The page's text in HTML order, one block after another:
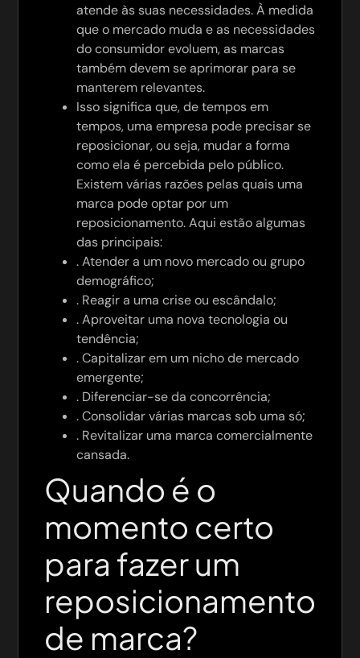
atende às suas necessidades. À medida
que o mercado muda e as necessidades
do consumidor evoluem, as marcas
também devem se aprimorar para se
manterem relevantes.
Isso significa que, de tempos em
tempos, uma empresa pode precisar se
reposicionar, ou seja, mudar a forma
como ela é percebida pelo público.
Existem várias razões pelas quais uma
marca pode optar por um
reposicionamento. Aqui estão algumas
das principais:
. Atender a um novo mercado ou grupo
demográfico;
. Reagir a uma crise ou escândalo;
. Aproveitar uma nova tecnologia ou
tendência;
. Capitalizar em um nicho de mercado
emergente;
. Diferenciar-se da concorrência;
. Consolidar várias marcas sob uma só;
. Revitalizar uma marca comercialmente
cansada.
Quando é o
momento certo
para fazer um
reposicionamento
de marca?